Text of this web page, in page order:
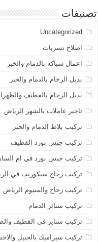
تصنيفات
Uncategorized
اصلاح تسربات
اعمال سباكه بالدمام والخبر
بديل الرخام بالدمام والخبر
بديل الرخام بالقطيف
تاجير عاملات بالشهر الرياض
تركيب بلاط الدمام والخبر
تركيب جبس بورد القطيف
تركيب جبس بورد في ام
تركيب زجاج سيكوريت في
تركيب زحاح والمنيوم الرياض
تركيب ستائر الدمام
تركيب ستاير في القطيف
تركيب سيراميك بالجبيل